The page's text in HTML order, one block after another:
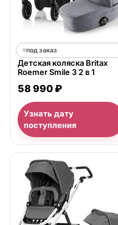
под заказ
Детская коляска Britax
Roemer Smile 3 2 в 1
58 990 ₽
Узнать дату
поступления